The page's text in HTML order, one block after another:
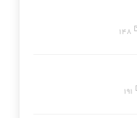
148
191